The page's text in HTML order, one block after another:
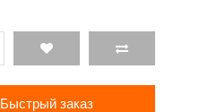
Быстрый заказ